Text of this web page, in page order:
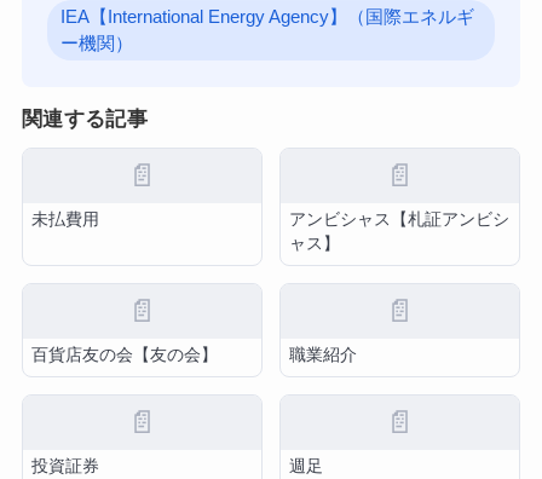
IEA【International Energy Agency】（国際エネルギ
ー機関）
関連する記事
📄
未払費用
📄
アンビシャス【札証アンビシ
ャス】
📄
百貨店友の会【友の会】
📄
職業紹介
📄
投資証券
📄
週足